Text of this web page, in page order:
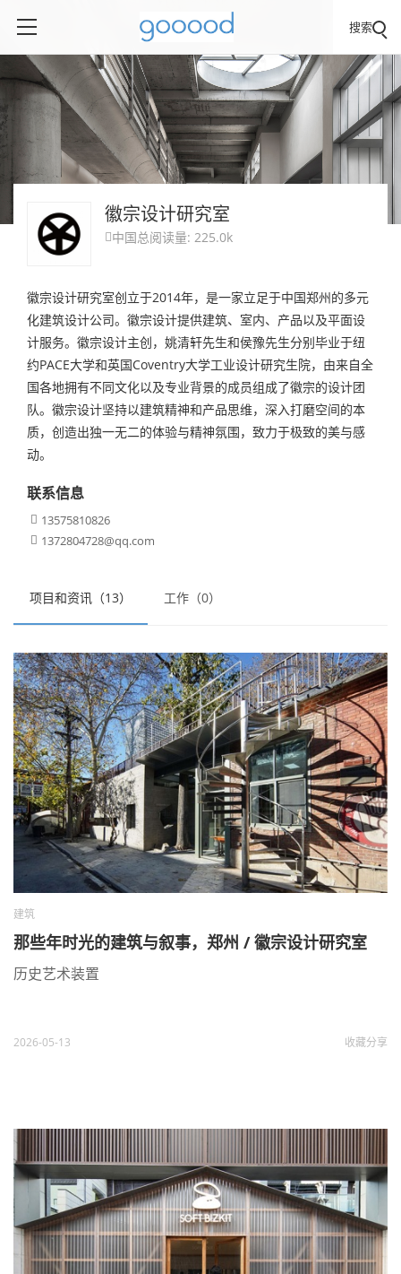
搜索
项目和资讯（13） 工作（0）
建筑
那些年时光的建筑与叙事，郑州 / 徽宗设计研究室
历史艺术装置
2026-05-13 收藏分享
徽宗设计研究室
 中国总阅读量: 225.0k
徽宗设计研究室创立于2014年，是一家立足于中国郑州的多元
化建筑设计公司。徽宗设计提供建筑、室内、产品以及平面设
计服务。徽宗设计主创，姚清轩先生和侯豫先生分别毕业于纽
约PACE大学和英国Coventry大学工业设计研究生院，由来自全
国各地拥有不同文化以及专业背景的成员组成了徽宗的设计团
队。徽宗设计坚持以建筑精神和产品思维，深入打磨空间的本
质，创造出独一无二的体验与精神氛围，致力于极致的美与感
动。
联系信息
 13575810826
 1372804728@qq.com